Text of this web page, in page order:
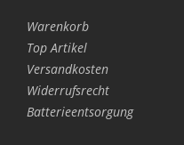
Warenkorb
Top Artikel
Versandkosten
Widerrufsrecht
Batterieentsorgung